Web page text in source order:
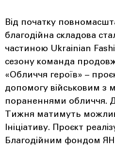
Від початку
благодійна складова
частиною Ukrainian
сезону команда
«Обличчя героїв» –
допомогу військовим з
пораненнями обличчя.
Тижня матимуть
Ініціативу. Проєкт
Благодійним фондом